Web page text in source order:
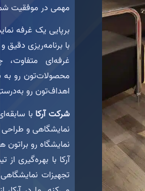
مهمی در موفقیت
برپایی یک غرفه
با برنامه‌ریزی دقیق
غرفه‌ای
محصولات‌تون رو به
اهداف‌تون رو
شرکت آرکا با
نمایشگاهی و
نمایشگاه رو براتون
آرکا با بهره‌گیری
تجهیزات